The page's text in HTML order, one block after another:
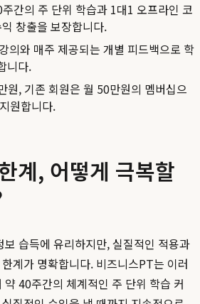
간의 주 단위 학습과 1대1 오프라인 코
창출을 보장합니다.
의와 매주 제공되는 개별 피드백으로 학
니다.
원, 기존 회원은 월 50만원의 멤버십으
원합니다.
계, 어떻게 극복할
습득에 유리하지만, 실질적인 적용과
계가 명확합니다. 비즈니스PT는 이러
40주간의 체계적인 주 단위 학습 커